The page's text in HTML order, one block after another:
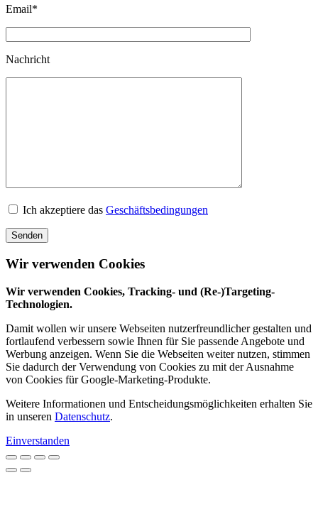
Email*
Nachricht
Ich akzeptiere das Geschäftsbedingungen
Senden
Wir verwenden Cookies
Wir verwenden Cookies, Tracking- und (Re-)Targeting-
Technologien.
Damit wollen wir unsere Webseiten nutzerfreundlicher gestalten und
fortlaufend verbessern sowie Ihnen für Sie passende Angebote und
Werbung anzeigen. Wenn Sie die Webseiten weiter nutzen, stimmen
Sie dadurch der Verwendung von Cookies zu mit der Ausnahme
von Cookies für Google-Marketing-Produkte.
Weitere Informationen und Entscheidungsmöglichkeiten erhalten Sie
in unseren Datenschutz.
Einverstanden